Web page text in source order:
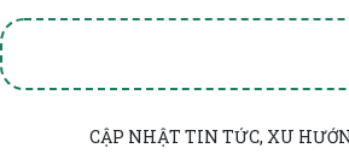
CẬP NHẬT TIN TỨC, XU